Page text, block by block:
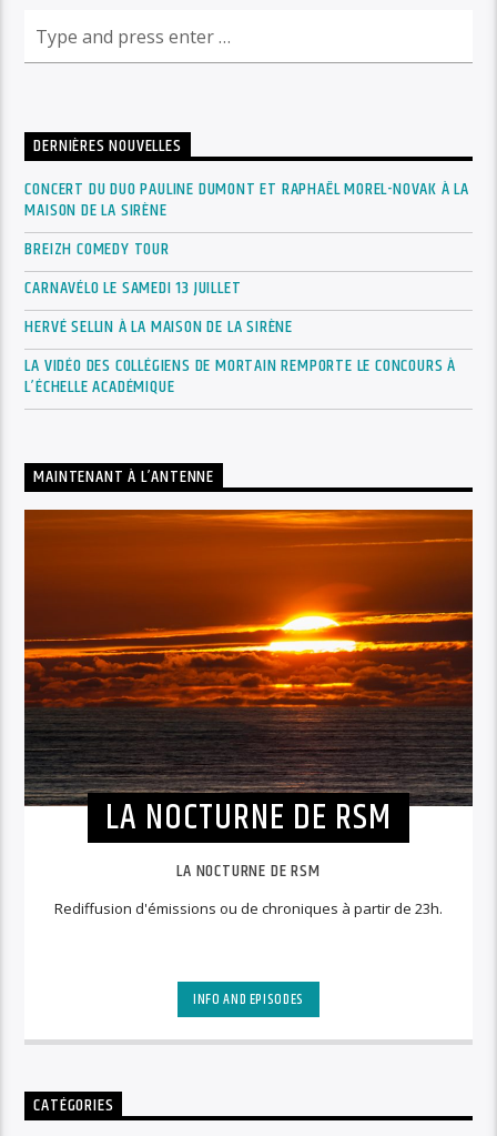
DERNIÈRES NOUVELLES
CONCERT DU DUO PAULINE DUMONT ET RAPHAËL MOREL-NOVAK À LA
MAISON DE LA SIRÈNE
BREIZH COMEDY TOUR
CARNAVÉLO LE SAMEDI 13 JUILLET
HERVÉ SELLIN À LA MAISON DE LA SIRÈNE
LA VIDÉO DES COLLÉGIENS DE MORTAIN REMPORTE LE CONCOURS À
L’ÉCHELLE ACADÉMIQUE
MAINTENANT À L’ANTENNE
LA NOCTURNE DE RSM
LA NOCTURNE DE RSM
Rediffusion d'émissions ou de chroniques à partir de 23h.
INFO AND EPISODES
CATÉGORIES